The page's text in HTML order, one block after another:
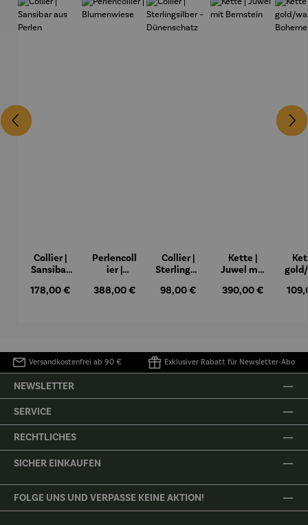
Collier |
Sansibar
Perlen
Regulärer Preis:
178,00 €
Perlencoll
ier |
ese
Regulärer Preis:
388,00 €
Collier |
Sterlingsil
Dünensch
Regulärer Preis:
98,00 €
Kette |
Juwel mit
Regulärer Preis:
390,00 €
Versandkostenfrei ab 90 € Exklusiver Rabatt für Newsletter-Abo
NEWSLETTER
SERVICE
RECHTLICHES
SICHER EINKAUFEN
FOLGE UNS UND VERPASSE KEINE AKTION!